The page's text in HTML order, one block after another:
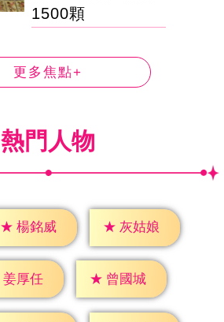
1500顆
更多焦點+
熱門人物
★ 楊銘威 ★ 灰姑娘
姜厚任 ★ 曾國城